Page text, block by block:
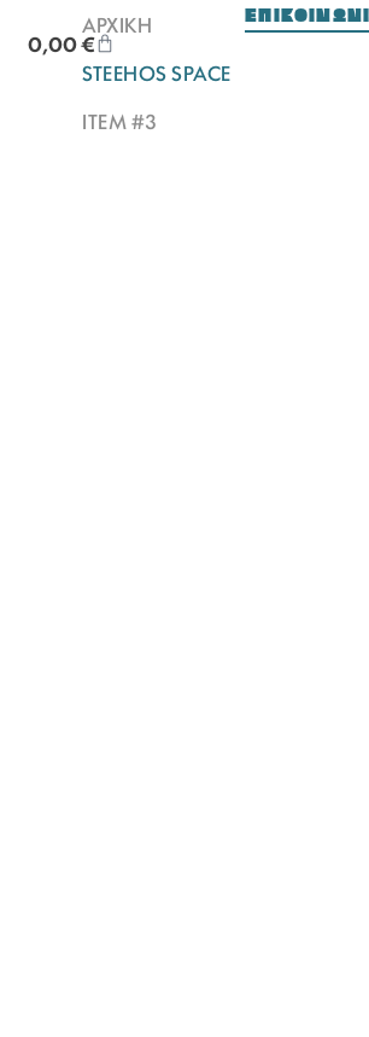
0,00€
ΑΡΧΙΚΉ
STEEHOS SPACE
ITEM #3